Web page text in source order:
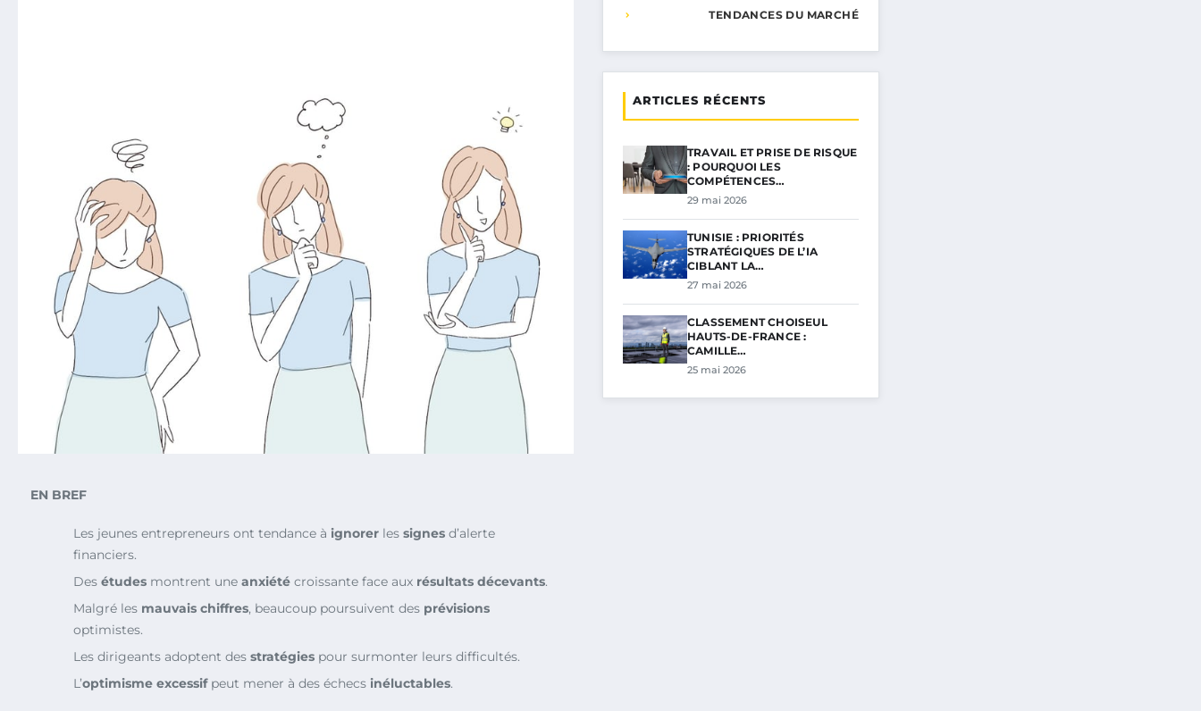
EN BREF
Les jeunes entrepreneurs ont tendance à ignorer les signes d’alerte
financiers.
Des études montrent une anxiété croissante face aux résultats décevants.
Malgré les mauvais chiffres, beaucoup poursuivent des prévisions
optimistes.
Les dirigeants adoptent des stratégies pour surmonter leurs difficultés.
L’optimisme excessifpeut mener à des échecs inéluctables.
TENDANCES DU MARCHÉ
ARTICLES RÉCENTS
TRAVAIL ET PRISE DE RISQUE
: POURQUOI LES
COMPÉTENCES…
29 mai 2026
TUNISIE : PRIORITÉS
STRATÉGIQUES DE L’IA
CIBLANT LA…
27 mai 2026
CLASSEMENT CHOISEUL
HAUTS-DE-FRANCE :
CAMILLE…
25 mai 2026